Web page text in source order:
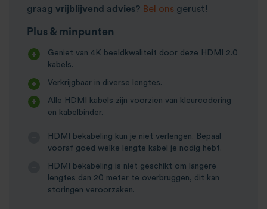
graag vrijblijvend advies? Bel ons gerust!
Plus & minpunten
Geniet van 4K beeldkwaliteit door deze HDMI 2.0
kabels.
Verkrijgbaar in diverse lengtes.
Alle HDMI kabels zijn voorzien van kleurcodering
en kabelbinder.
HDMI bekabeling kun je niet verlengen. Bepaal
vooraf goed welke lengte kabel je nodig hebt.
HDMI bekabeling is niet geschikt om langere
lengtes dan 20 meter te overbruggen, dit kan
storingen veroorzaken.